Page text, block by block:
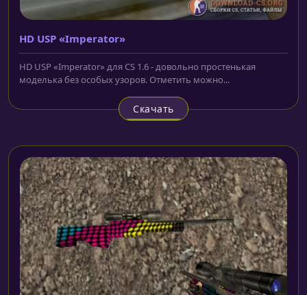
HD USP «Imperator»
HD USP «Imperator» для CS 1.6 - довольно простенькая
моделька без особых узоров. Отметить можно...
Скачать